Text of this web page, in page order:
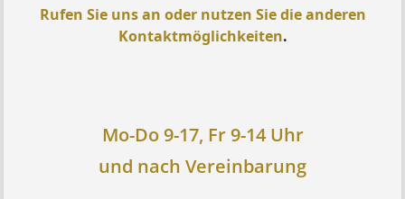
Rufen Sie uns an oder nutzen Sie die anderen
Kontaktmöglichkeiten.
Mo-Do 9-17, Fr 9-14 Uhr
und nach Vereinbarung